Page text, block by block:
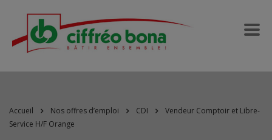
Accueil Nos offres d’emploi CDI
Vendeur Comptoir et Libre-
Service H/F Orange